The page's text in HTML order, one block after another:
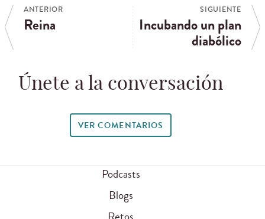
ANTERIOR
Reina
SIGUIENTE
Incubando un plan
diabólico
Únete a la conversación
VER COMENTARIOS
Podcasts
Blogs